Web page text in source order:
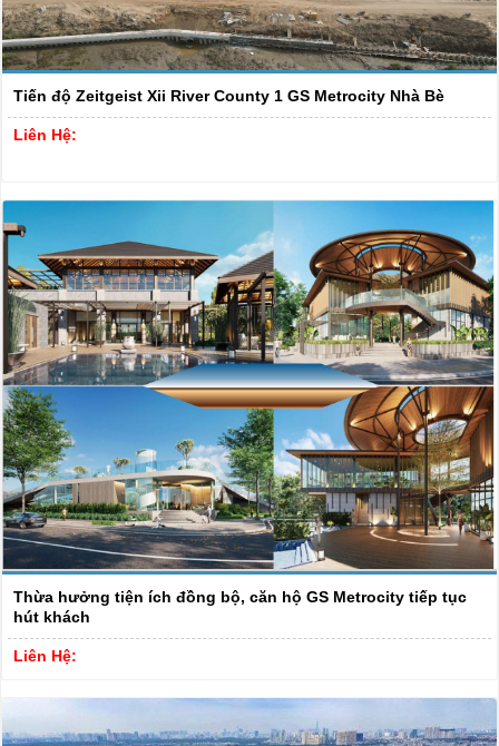
Tiến độ Zeitgeist Xii River County 1 GS Metrocity Nhà Bè
Liên Hệ:
Thừa hưởng tiện ích đồng bộ, căn hộ GS Metrocity tiếp tục
hút khách
Liên Hệ: